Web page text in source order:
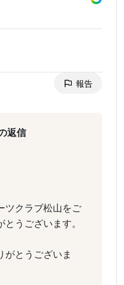
報告
返信
ツクラブ松山をご
うございます。
がとうございま